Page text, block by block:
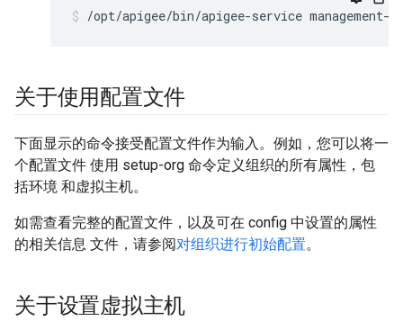
/opt/apigee/bin/apigee-service
关于使用配置文件
下面显示的命令接受配置文件作为输入。例如，您可以将一
个配置文件 使用 setup-org 命令定义组织的所有属性，包
括环境 和虚拟主机。
如需查看完整的配置文件，以及可在 config 中设置的属性
的相关信息 文件，请参阅对组织进行初始配置。
关于设置虚拟主机